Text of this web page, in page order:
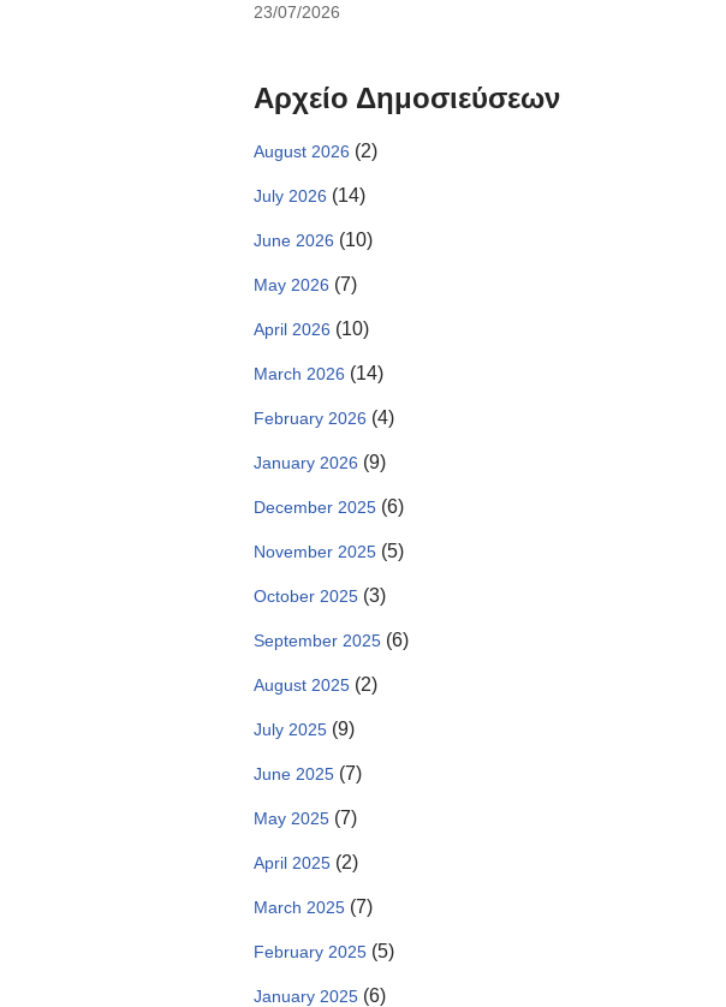
23/07/2026
Αρχείο Δημοσιεύσεων
August 2026 (2)
July 2026 (14)
June 2026 (10)
May 2026 (7)
April 2026 (10)
March 2026 (14)
February 2026 (4)
January 2026 (9)
December 2025 (6)
November 2025 (5)
October 2025 (3)
September 2025 (6)
August 2025 (2)
July 2025 (9)
June 2025 (7)
May 2025 (7)
April 2025 (2)
March 2025 (7)
February 2025 (5)
January 2025 (6)